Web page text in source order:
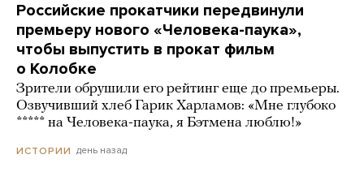
Российские прокатчики передвинули
премьеру нового «Человека-паука»,
чтобы выпустить в прокат фильм
о Колобке
Зрители обрушили его рейтинг еще до премьеры.
Озвучивший хлеб Гарик Харламов: «Мне глубоко
***** на Человека-паука, я Бэтмена люблю!»
ИСТОРИИ день назад